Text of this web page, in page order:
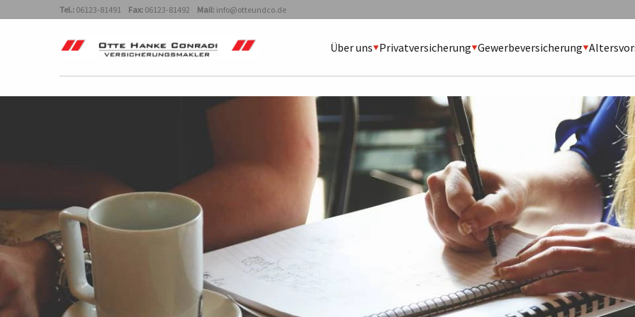
Tel.: 06123-81491 Fax: 06123-81492 Mail: info@otteundco.de
Über uns Privatversicherung Gewerbeversicherung